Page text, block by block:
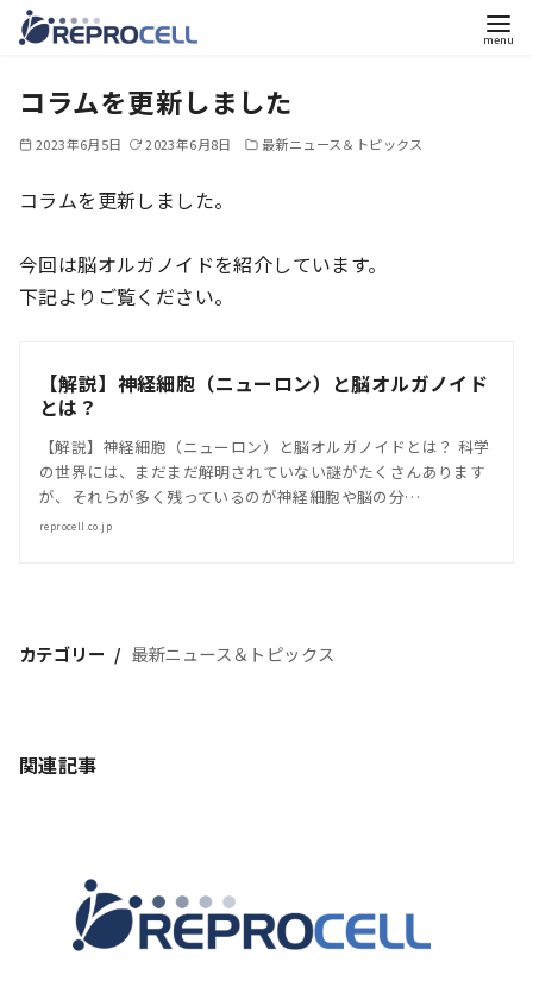
コラムを更新しました
2023年6月5日 2023年6月8日 最新ニュース＆トピックス
コラムを更新しました。
今回は脳オルガノイドを紹介しています。
下記よりご覧ください。
【解説】神経細胞（ニューロン）と脳オルガノイド
とは？
【解説】神経細胞（ニューロン）と脳オルガノイドとは？ 科学
の世界には、まだまだ解明されていない謎がたくさんあります
が、それらが多く残っているのが神経細胞や脳の分…
reprocell.co.jp
カテゴリー 最新ニュース＆トピックス
関連記事